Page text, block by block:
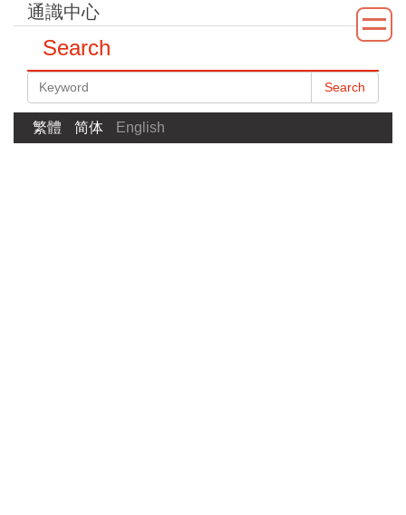
Jump
main
content
block
通識中心
Search
Search
繁體 简体 English